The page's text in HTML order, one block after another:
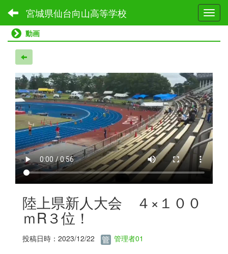
宮城県仙台向山高等学校
動画
陸上県新人大会 ４×１００
ｍR３位！
投稿日時：2023/12/22 管理者01